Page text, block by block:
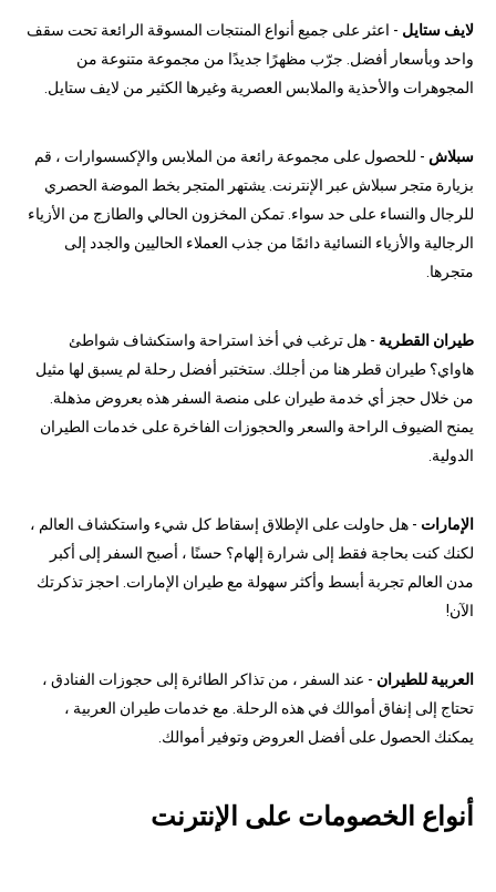
لايف ستايل - اعثر على جميع أنواع المنتجات المسوقة الرائعة تحت سقف
واحد وبأسعار أفضل. جرّب مظهرًا جديدًا من مجموعة متنوعة من
المجوهرات والأحذية والملابس العصرية وغيرها الكثير من لايف ستايل.
سبلاش - للحصول على مجموعة رائعة من الملابس والإكسسوارات ، قم
بزيارة متجر سبلاش عبر الإنترنت. يشتهر المتجر بخط الموضة الحصري
للرجال والنساء على حد سواء. تمكن المخزون الحالي والطازج من الأزياء
الرجالية والأزياء النسائية دائمًا من جذب العملاء الحاليين والجدد إلى
متجرها.
طيران القطرية - هل ترغب في أخذ استراحة واستكشاف شواطئ
هاواي؟ طيران قطر هنا من أجلك. ستختبر أفضل رحلة لم يسبق لها مثيل
من خلال حجز أي خدمة طيران على منصة السفر هذه بعروض مذهلة.
يمنح الضيوف الراحة والسعر والحجوزات الفاخرة على خدمات الطيران
الدولية.
الإمارات - هل حاولت على الإطلاق إسقاط كل شيء واستكشاف العالم ،
لكنك كنت بحاجة فقط إلى شرارة إلهام؟ حسنًا ، أصبح السفر إلى أكبر
مدن العالم تجربة أبسط وأكثر سهولة مع طيران الإمارات. احجز تذكرتك
الآن!
العربية للطيران - عند السفر ، من تذاكر الطائرة إلى حجوزات الفنادق ،
تحتاج إلى إنفاق أموالك في هذه الرحلة. مع خدمات طيران العربية ،
يمكنك الحصول على أفضل العروض وتوفير أموالك.
أنواع الخصومات على الإنترنت